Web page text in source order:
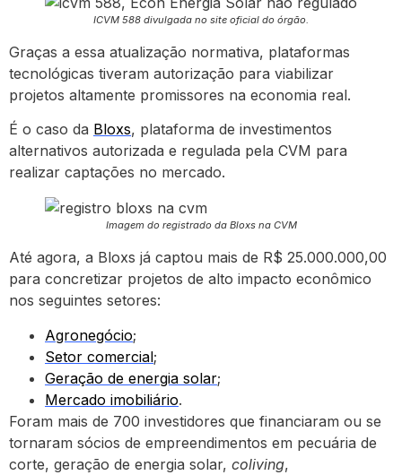
ICVM 588 divulgada no site oficial do órgão.
Graças a essa atualização normativa, plataformas
tecnológicas tiveram autorização para viabilizar
projetos altamente promissores na economia real.
É o caso da Bloxs, plataforma de investimentos
alternativos autorizada e regulada pela CVM para
realizar captações no mercado.
Imagem do registrado da Bloxs na CVM
Até agora, a Bloxs já captou mais de R$ 25.000.000,00
para concretizar projetos de alto impacto econômico
nos seguintes setores:
Agronegócio;
Setor comercial;
Geração de energia solar;
Mercado imobiliário.
Foram mais de 700 investidores que financiaram ou se
tornaram sócios de empreendimentos em pecuária de
corte, geração de energia solar, coliving,